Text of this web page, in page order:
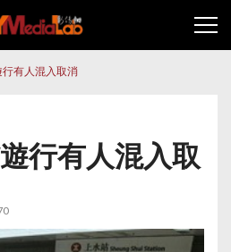
行有人混入取消
行有人混入取